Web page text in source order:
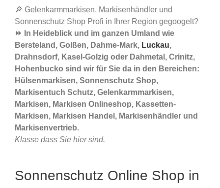
🔎 Gelenkarmmarkisen, Markisenhändler und
Sonnenschutz Shop Profi in Ihrer Region gegoogelt?
⏩ In Heideblick und im ganzen Umland wie
Bersteland, Golßen, Dahme-Mark, Luckau,
Drahnsdorf, Kasel-Golzig oder Dahmetal, Crinitz,
Hohenbucko sind wir für Sie da in den Bereichen:
Hülsenmarkisen, Sonnenschutz Shop,
Markisentuch Schutz, Gelenkarmmarkisen,
Markisen, Markisen Onlineshop, Kassetten-
Markisen, Markisen Handel, Markisenhändler und
Markisenvertrieb.
Klasse dass Sie hier sind.
Sonnenschutz Online Shop in